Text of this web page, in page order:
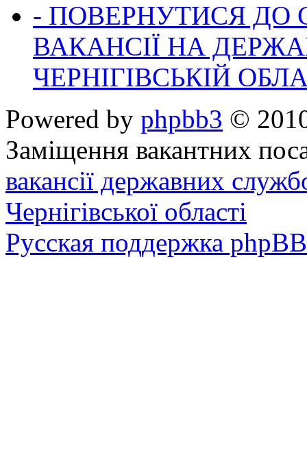
- ПОВЕРНУТИСЯ ДО
ВАКАНСІЇ НА
ЧЕРНІГІВСЬКІЙ
Powered by phpbb3 ©
Заміщення вакантних
вакансії державних
Чернігівської області
Русская поддержка phpBB